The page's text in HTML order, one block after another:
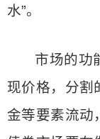
水”。
市场的功
现价格，分割
金等要素流动